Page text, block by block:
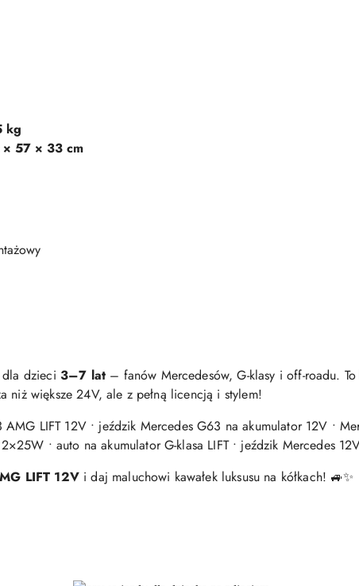
kg
57 × 33 cm
dzieci 3–7 lat – fanów Mercedesów, G-klasy i off-roadu.
niż większe 24V, ale z pełną licencją i stylem!
AMG LIFT 12V • jeździk Mercedes G63 na akumulator 12V •
• auto na akumulator G-klasa LIFT • jeździk Mercedes
LIFT 12Vi daj maluchowi kawałek luksusu na kółkach! 🚙✨